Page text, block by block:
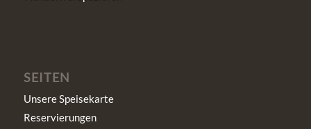
SEITEN
Unsere Speisekarte
Reservierungen